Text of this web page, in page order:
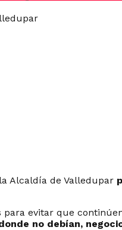
Alcaldía de Valledupar
evitar que
no debían,